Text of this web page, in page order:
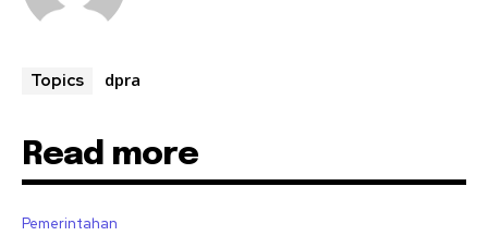
Topics dpra
Read more
Pemerintahan